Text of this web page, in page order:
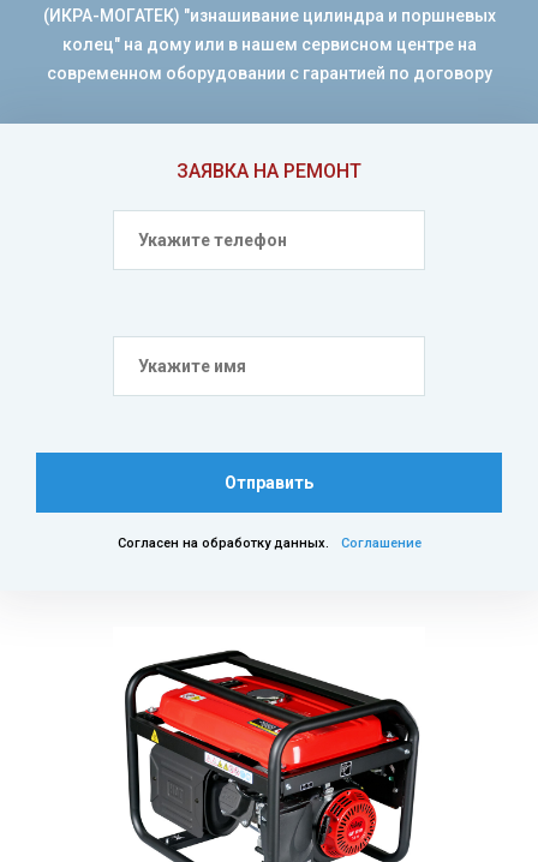
ЗАЯВКА НА РЕМОНТ
Отправить
Согласен на обработку данных. Соглашение
(ИКРА-МОГАТЕК) "изнашивание цилиндра и поршневых
колец" на дому или в нашем сервисном центре на
современном оборудовании с гарантией по договору